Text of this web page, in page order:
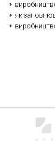
як